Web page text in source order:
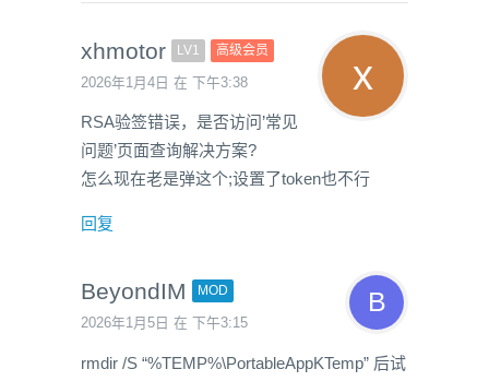
xhmotor LV1 高级会员
2026年1月4日 在 下午3:38
RSA验签错误，是否访问’常见
问题’页面查询解决方案?
怎么现在老是弹这个;设置了token也不行
回复
BeyondIM MOD
2026年1月5日 在 下午3:15
rmdir /S “%TEMP%\PortableAppKTemp” 后试